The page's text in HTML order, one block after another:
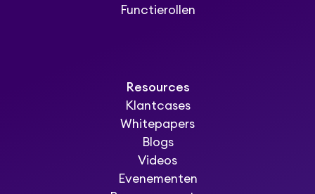
Functierollen
Resources
Klantcases
Whitepapers
Blogs
Videos
Evenementen